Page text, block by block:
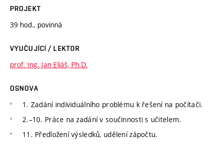
PROJEKT
39 hod., povinná
VYUČUJÍCÍ / LEKTOR
prof. Ing. Jan Eliáš, Ph.D.
OSNOVA
1. Zadání individuálního problému k řešení na počítači.
2.–10. Práce na zadání v součinnosti s učitelem.
11. Předložení výsledků, udělení zápočtu.